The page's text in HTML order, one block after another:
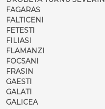
FAGARAS
FALTICENI
FETESTI
FILIASI
FLAMANZI
FOCSANI
FRASIN
GAESTI
GALATI
GALICEA